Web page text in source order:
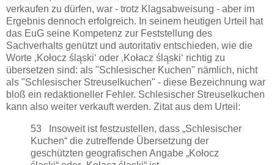
verkaufen zu dürfen, war - trotz Klagsabweisung - aber im
Ergebnis dennoch erfolgreich. In seinem heutigen Urteil hat
das EuG seine Kompetenz zur Feststellung des
Sachverhalts genützt und autoritativ entschieden, wie die
Worte ‚Kołocz śląski‘ oder ‚Kołacz śląski‘ richtig zu
übersetzen sind: als "Schlesischer Kuchen" nämlich, nicht
als "Schlesischer Streuselkuchen" - diese Bezeichnung war
bloß ein redaktioneller Fehler. Schlesischer Streuselkuchen
kann also weiter verkauft werden. Zitat aus dem Urteil:
53 Insoweit ist festzustellen, dass „Schlesischer
Kuchen“ die zutreffende Übersetzung der
geschützten geografischen Angabe „Kołocz